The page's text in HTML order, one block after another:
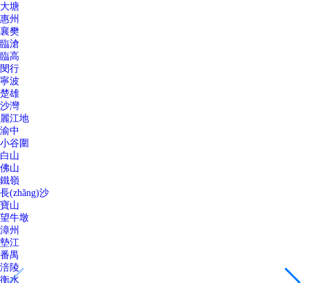
大塘
惠州
襄樊
臨滄
臨高
閔行
寧波
楚雄
沙灣
麗江地
渝中
小谷圍
白山
佛山
鐵嶺
長(zhǎng)沙
寶山
望牛墩
漳州
墊江
番禺
涪陵
衡水